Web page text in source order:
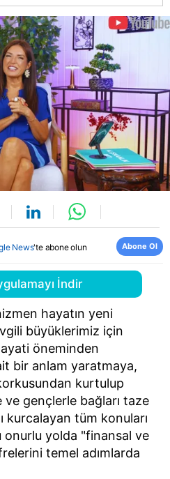
News'te abone olun Abone Ol
İndir
hayatın yeni
büyüklerimiz için
öneminden
bir anlam yaratmaya,
kurtulup
ve gençlerle bağları taze
kurcalayan tüm konuları
onurlu yolda "finansal ve
temel adımlarda